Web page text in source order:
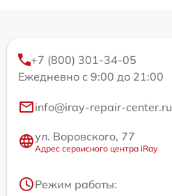
+7 (800) 301-34-05
Ежедневно с 9:00 до 21:00
info@iray-repair-center.ru
ул. Воровского, 77
Адрес сервисного центра iRay
Режим работы: